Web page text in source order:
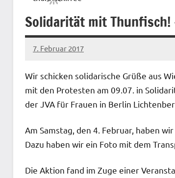
Solidarität mit Thunfisch!
7. Februar 2017
admin
Wir schicken solidarische Grüße aus
mit den Protesten am 09.07. in
der JVA für Frauen in Berlin
Am Samstag, den 4. Februar, haben
Dazu haben wir ein Foto mit dem
Die Aktion fand im Zuge einer